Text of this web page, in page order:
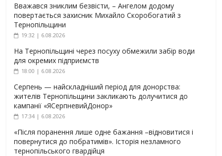
Вважався зниклим безвісти, – Ангелом додому
повертається захисник Михайло Скоробогатий з
Тернопільщини
19:32 | 6.08.2026
На Тернопільщині через посуху обмежили забір води
для окремих підприємств
18:00 | 6.08.2026
Серпень — найскладніший період для донорства:
жителів Тернопільщини закликають долучитися до
кампанії «ЯСерпневийДонор»
17:34 | 6.08.2026
«Після поранення лише одне бажання –відновитися і
повернутися до побратимів». Історія незламного
тернопільського гвардійця